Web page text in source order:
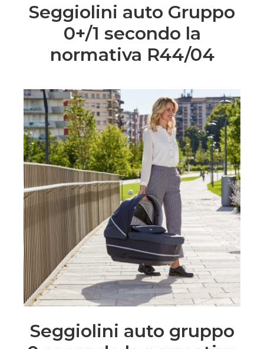
Seggiolini auto Gruppo
0+/1 secondo la
normativa R44/04
Seggiolini auto gruppo